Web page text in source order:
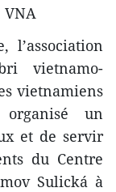
VNA
l’association
vietnamo-
vietnamiens
un
et de servir
du Centre
Sulická à